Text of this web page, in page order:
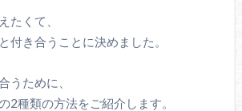
たくて、
付き合うことに決めました。
うために、
2種類の方法をご紹介します。